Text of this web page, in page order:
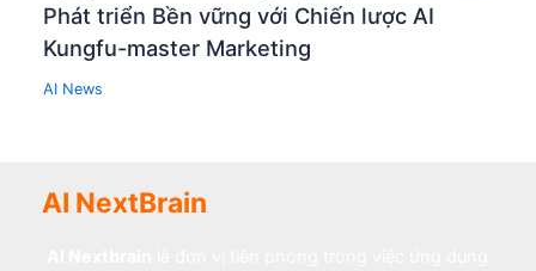
Phát triển Bền vững với Chiến lược AI
Kungfu-master Marketing
AI News
AI NextBrain